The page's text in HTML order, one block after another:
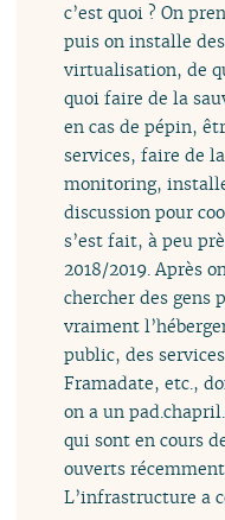
c’est quoi ? On
puis on installe
virtualisation, de
quoi faire de la
en cas de pépin,
services, faire de
monitoring,
discussion pour
s’est fait, à peu
2018/2019. Après
chercher des gens
vraiment
public, des
Framadate, etc.,
on a un
qui sont en cours
ouverts
L’infrastructure a